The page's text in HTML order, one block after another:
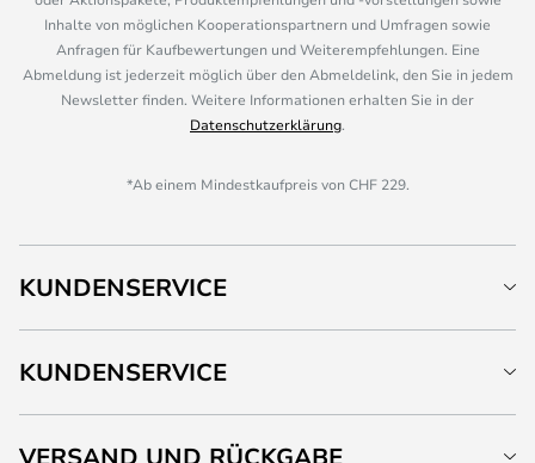
Inhalte von möglichen Kooperationspartnern und Umfragen sowie
Anfragen für Kaufbewertungen und Weiterempfehlungen. Eine
Abmeldung ist jederzeit möglich über den Abmeldelink, den Sie in jedem
Newsletter finden. Weitere Informationen erhalten Sie in der
Datenschutzerklärung.
*Ab einem Mindestkaufpreis von CHF 229.
KUNDENSERVICE
KUNDENSERVICE
VERSAND UND RÜCKGABE